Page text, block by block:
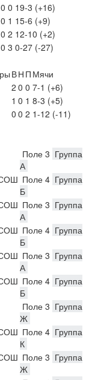
0 0 19-3 (+16)
0 1 15-6 (+9)
0 2 12-10 (+2)
0 3 0-27 (-27)
ВН П Мячи
2 0 0 7-1 (+6)
1 0 1 8-3 (+5)
0 0 2 1-12 (-11)
Поле 3 Группа
А
Поле 4 Группа
Б
Поле 3 Группа
А
Поле 4 Группа
Б
Поле 3 Группа
А
Поле 4 Группа
Б
Поле 3 Группа
Ж
Поле 4 Группа
К
Поле 3 Группа
Ж